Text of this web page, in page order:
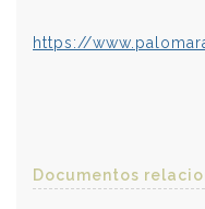
https://
Documentos